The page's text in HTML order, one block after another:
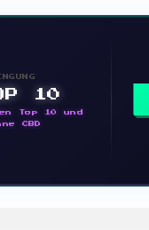
10
Top 10 und
CBD